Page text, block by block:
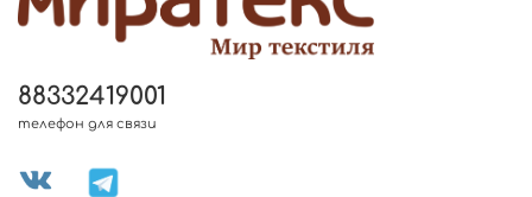
88332419001
телефон для связи